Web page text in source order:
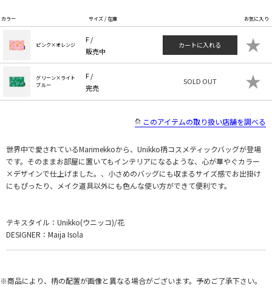
カラー サイズ / 在庫 お気に入り
ピンク×オレンジ
F /
販売中
カートに入れる ★
グリーン×ライト
ブルー
F /
完売
SOLD OUT ★
このアイテムの取り扱い店舗を調べる
世界中で愛されているMarimekkoから、Unikko柄コスメティックバッグが登場
です。そのままお部屋に置いてもインテリアになるような、心が華やぐカラー
×デザインで仕上げました。、小さめのバッグにも収まるサイズ感でお出掛け
にもぴったり、メイク道具以外にも色んな使い方ができて便利です。
テキスタイル：Unikko(ウニッコ)/花
DESIGNER：Maija Isola
※商品により、柄の配置が画像と異なる場合がございます。予めご了承下さい。